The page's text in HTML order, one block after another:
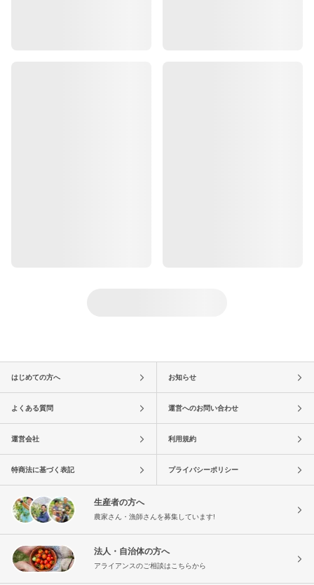
はじめての方へ お知らせ
よくある質問 運営へのお問い合わせ
運営会社 利用規約
特商法に基づく表記 プライバシーポリシー
生産者の方へ
農家さん・漁師さんを募集しています!
法人・自治体の方へ
アライアンスのご相談はこちらから